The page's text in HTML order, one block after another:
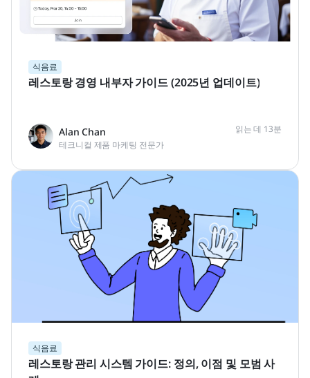
식음료
레스토랑 경영 내부자 가이드 (2025년 업데이트)
Alan Chan
테크니컬 제품 마케팅 전문가
읽는 데 13분
식음료
레스토랑 관리 시스템 가이드: 정의, 이점 및 모범 사